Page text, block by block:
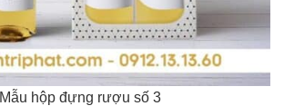
Mẫu hộp đựng rượu số 3